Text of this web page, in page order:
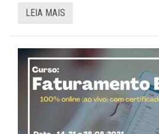
LEIA MAIS